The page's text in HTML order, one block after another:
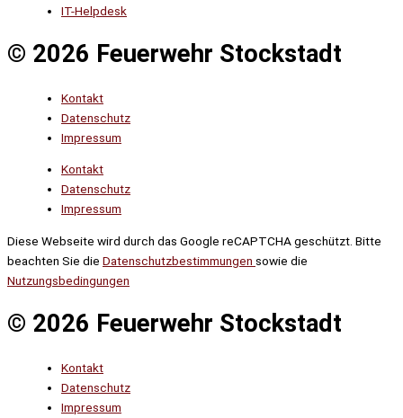
IT-Helpdesk
© 2026 Feuerwehr Stockstadt
Kontakt
Datenschutz
Impressum
Kontakt
Datenschutz
Impressum
Diese Webseite wird durch das Google reCAPTCHA geschützt. Bitte
beachten Sie die Datenschutzbestimmungen sowie die
Nutzungsbedingungen
© 2026 Feuerwehr Stockstadt
Kontakt
Datenschutz
Impressum